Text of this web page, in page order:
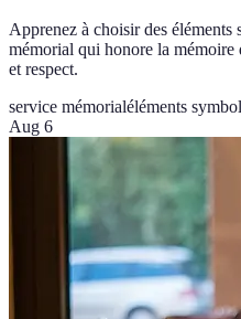
Apprenez à choisir des
mémorial qui honore la mémoire
et respect.
service mémorialéléments
Aug 6